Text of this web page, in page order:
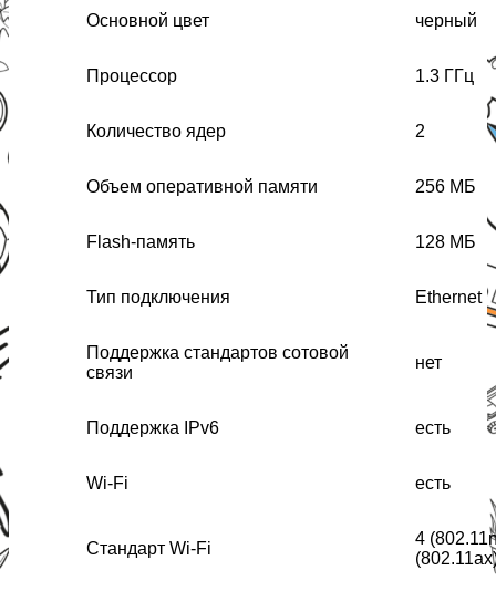
Основной цвет черный
Процессор 1.3 ГГц
Количество ядер 2
Объем оперативной памяти 256 МБ
Flash-память 128 МБ
Тип подключения Ethernet
Поддержка стандартов сотовой
связи
нет
Поддержка IPv6 есть
Wi-Fi есть
Стандарт Wi-Fi
4